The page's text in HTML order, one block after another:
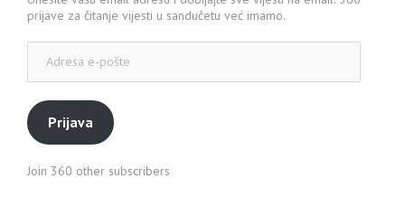
prijave za čitanje vijesti u sandučetu već imamo.
pošte
Prijava
Join 360 other subscribers